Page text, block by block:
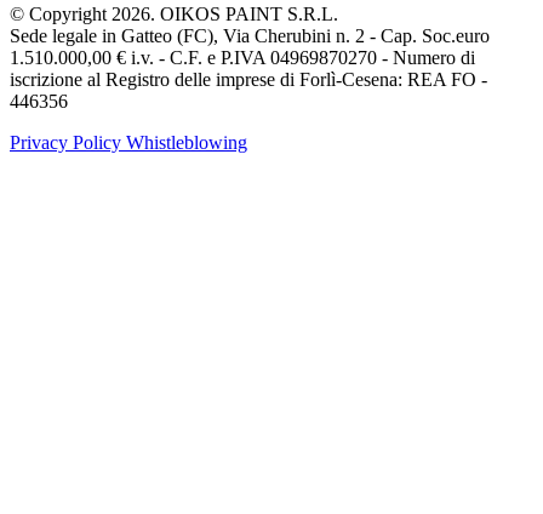
© Copyright 2026. OIKOS PAINT S.R.L.
Sede legale in Gatteo (FC), Via Cherubini n. 2 - Cap. Soc.euro
1.510.000,00 € i.v. - C.F. e P.IVA 04969870270 - Numero di
iscrizione al Registro delle imprese di Forlì-Cesena: REA FO -
446356
Privacy Policy Whistleblowing